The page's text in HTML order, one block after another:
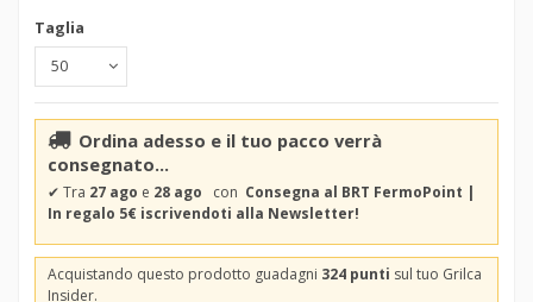
Taglia
Ordina adesso e il tuo pacco verrà
consegnato...
✔ Tra 27 ago e 28 ago con Consegna al BRT FermoPoint |
In regalo 5€ iscrivendoti alla Newsletter!
Acquistando questo prodotto guadagni 324 punti sul tuo Grilca
Insider.